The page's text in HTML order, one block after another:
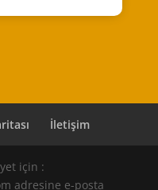
İletişim
için :
adresine e-posta